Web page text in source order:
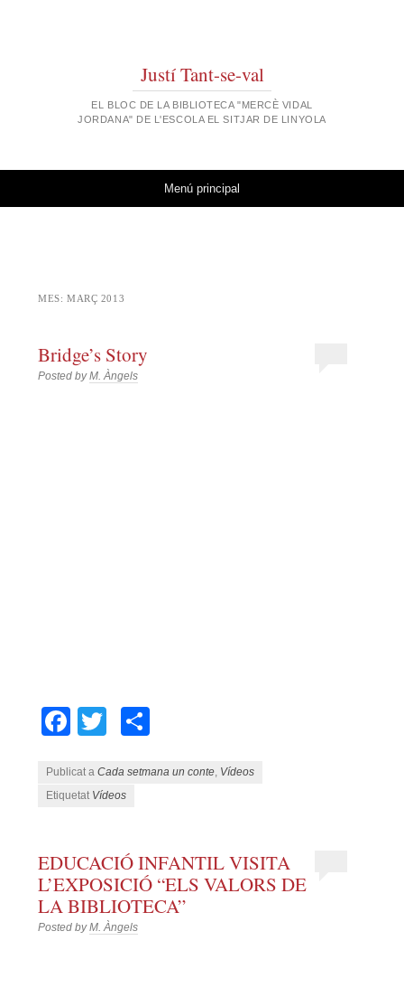
Justí Tant-se-val
EL BLOC DE LA BIBLIOTECA "MERCÈ VIDAL
JORDANA" DE L'ESCOLA EL SITJAR DE LINYOLA
Menú principal
MES:MARÇ 2013
Bridge’s Story
Posted byM. Àngels
Facebook
Twitter
Publicat aCada setmana un conte, Vídeos
Etiquetat Vídeos
EDUCACIÓ INFANTIL VISITA
L’EXPOSICIÓ “ELS VALORS DE
LA BIBLIOTECA”
Posted byM. Àngels